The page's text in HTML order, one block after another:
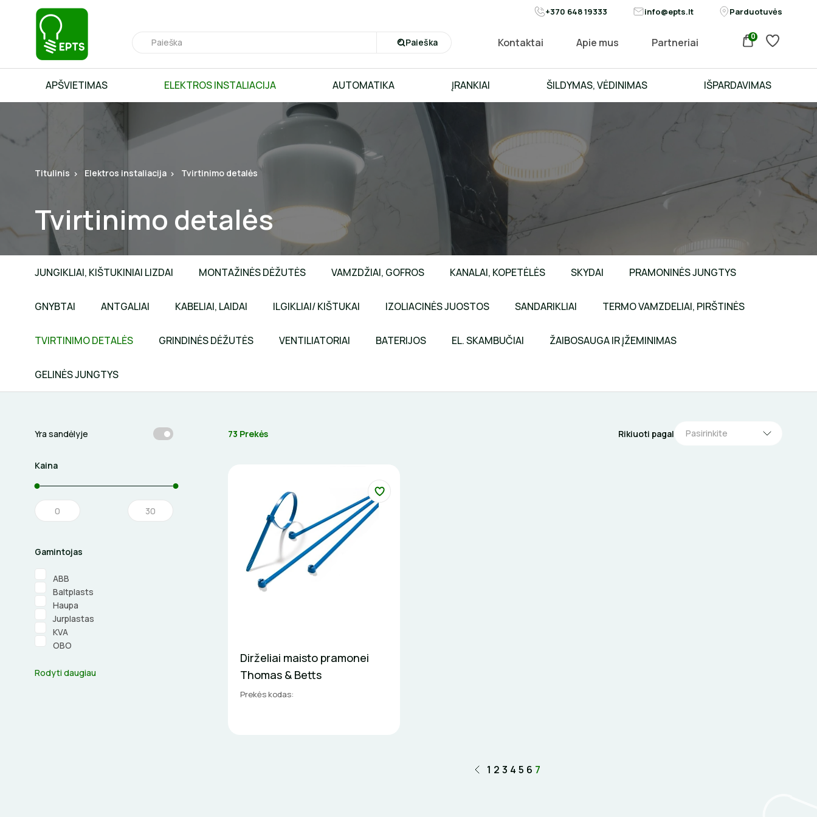
+370 648 19333 info@epts.lt Parduotuvės
Paieška Kontaktai Apie mus Partneriai 0
APŠVIETIMAS ELEKTROS INSTALIACIJA AUTOMATIKA ĮRANKIAI ŠILDYMAS, VĖDINIMAS IŠPARDAVIMAS
Titulinis Elektros instaliacija Tvirtinimo detalės
Tvirtinimo detalės
JUNGIKLIAI, KIŠTUKINIAI LIZDAI MONTAŽINĖS DĖŽUTĖS VAMZDŽIAI, GOFROS KANALAI, KOPETĖLĖS SKYDAI PRAMONINĖS JUNGTYS
GNYBTAI ANTGALIAI KABELIAI, LAIDAI ILGIKLIAI/ KIŠTUKAI IZOLIACINĖS JUOSTOS SANDARIKLIAI TERMO VAMZDELIAI, PIRŠTINĖS
TVIRTINIMO DETALĖS GRINDINĖS DĖŽUTĖS VENTILIATORIAI BATERIJOS EL. SKAMBUČIAI ŽAIBOSAUGA IR ĮŽEMINIMAS
GELINĖS JUNGTYS
Yra sandėlyje
Kaina
Gamintojas
ABB
Baltplasts
Haupa
Jurplastas
KVA
OBO
Rodyti daugiau
73 Prekės Rikiuoti pagal Pasirinkite
Dirželiai maisto pramonei
Thomas & Betts
Prekės kodas:
1 2 3 4 5 6 7